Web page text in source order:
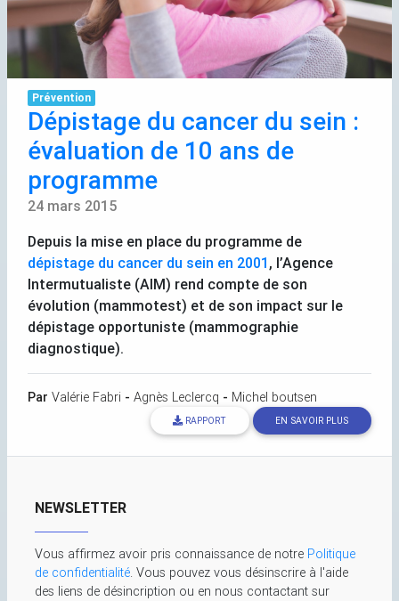
Prévention
Dépistage du cancer du sein :
évaluation de 10 ans de
programme
24 mars 2015
Depuis la mise en place du programme de
dépistage du cancer du sein en 2001 , l’Agence
Intermutualiste (AIM) rend compte de son
évolution (mammotest) et de son impact sur le
dépistage opportuniste (mammographie
diagnostique).
Par Valérie Fabri - Agnès Leclercq - Michel boutsen
RAPPORT EN SAVOIR PLUS
NEWSLETTER
Vous affirmez avoir pris connaissance de notre Politique
de confidentialité. Vous pouvez vous désinscrire à l'aide
des liens de désincription ou en nous contactant sur